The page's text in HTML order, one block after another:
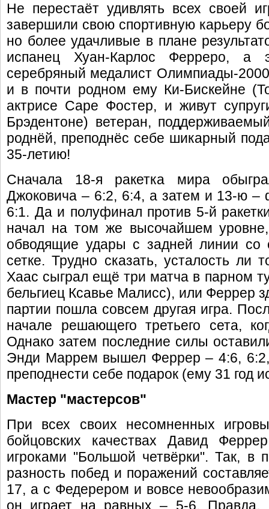
Не перестаёт удивлять всех своей
завершили свою спортивную карьеру
но более удачливые в плане
испанец Хуан-Карлос Ферреро, а
серебряный медалист Олимпиады-
и в почти родном ему Ки-Бискейне
актрисе Саре Фостер, и живут
Брэдентоне) ветеран,
роднёй, преподнёс себе шикарный
35-летию!
Сначала 18-я ракетка мира
Джоковича – 6:2, 6:4, а затем и 13-ю
6:1. Да и полуфинал против 5-й
начал на том же высочайшем
обводящие удары с задней линии со
сетке. Трудно сказать, усталость ли
Хаас сыграл ещё три матча в парном
бельгиец Ксавье Малисс), или Феррер
партии пошла совсем другая игра.
начале решающего третьего сета,
Однако затем последние силы
Энди Маррем вышел Феррер – 4:6, 6:2,
преподнести себе подарок (ему 31 год
Мастер "мастерсов"
При всех своих несомненных
бойцовских качествах Давид
игроками "Большой четвёрки". Так, в
разность побед и поражений
17, а с Федерером и вовсе
он играет на равных – 5-6. Правда,